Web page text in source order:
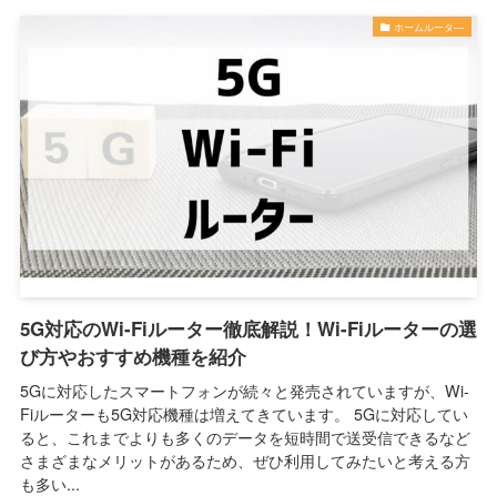
ホームルータ―
5G対応のWi-Fiルーター徹底解説！Wi-Fiルーターの選
び方やおすすめ機種を紹介
5Gに対応したスマートフォンが続々と発売されていますが、Wi-
Fiルーターも5G対応機種は増えてきています。 5Gに対応してい
ると、これまでよりも多くのデータを短時間で送受信できるなど
さまざまなメリットがあるため、ぜひ利用してみたいと考える方
も多い...